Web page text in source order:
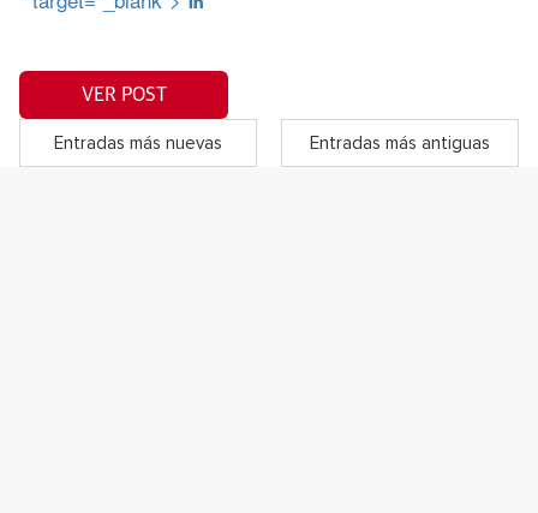
VER POST
Entradas más nuevas Entradas más antiguas